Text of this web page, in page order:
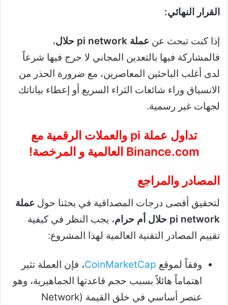
القرار النهائي:
إذا كنت تبحث عن عملة pi network حلال
،
فالمشاركة فيها بالتعدين المجاني لا حرج فيها شرعاً
لدى أغلب الباحثين المعاصرين، مع ضرورة الحذر من
الانسياق وراء شائعات الثراء السريع أو إعطاء بياناتك
لجهات غير رسمية.
تداول عملة pi
والعملات الرقمية مع
Binance.com العالمية و المرخصة!
المصادر والمراجع
لتحقيق أقصى درجات المصداقية في بحثنا حول عملة
pi network حلال أم حرام
، يجب النظر في كيفية
تقييم المصادر التقنية العالمية لهذا المشروع:
وفقاً لموقع CoinMarketCap، فإن العملة تثير
اهتماماً هائلاً بسبب حجم قاعدتها الجماهيرية، وهو
عنصر أساسي في خلق القيمة (Network